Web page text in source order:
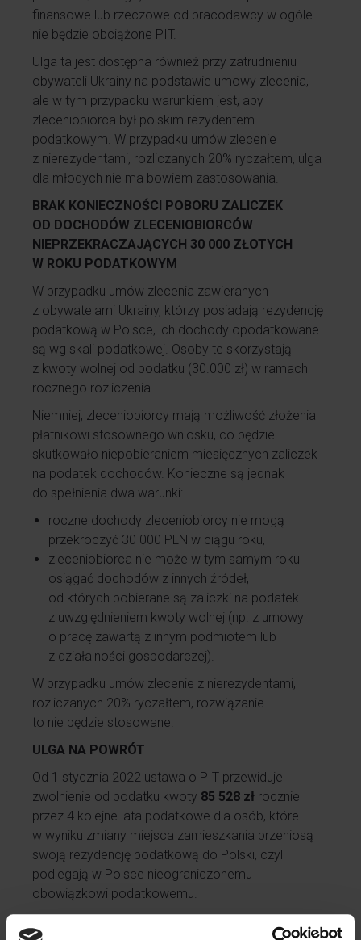
finansowe lub rzeczowe od pracodawcy w ogóle
nie będzie obciążone PIT.
Ulga ta jest dostępna również przy zatrudnieniu
obywateli Ukrainy na podstawie umowy zlecenia,
ale w tym przypadku warunkiem jest, aby
zleceniobiorca był polskim rezydentem
podatkowym. W przypadku umów zlecenie
z nierezydentami, rozliczanych 20% ryczałtem, ulga
dla młodych nie ma bowiem zastosowania.
BRAK KONIECZNOŚCI POBORU ZALICZEK
OD DOCHODÓW ZLECENIOBIORCÓW
NIEPRZEKRACZAJĄCYCH 30 000 ZŁOTYCH
W ROKU PODATKOWYM
W przypadku umów zlecenia zawieranych
z obywatelami Ukrainy, którzy posiadają rezydencję
podatkową w Polsce, ich dochody opodatkowane
są wg skali podatkowej. Osoby te skorzystają
z kwoty wolnej od podatku (30.000 zł) w ramach
rocznego rozliczenia.
Niemniej, zleceniobiorcy mają możliwość złożenia
płatnikowi stosownego wniosku, co będzie
skutkowało niepobieraniem miesięcznych zaliczek
na podatek dochodów. Konieczne są jednak
do spełnienia dwa warunki:
roczne dochody zleceniobiorcy nie mogą
przekroczyć 30 000 PLN w ciągu roku,
zleceniobiorca nie może w tym samym roku
osiągać dochodów z innych źródeł,
od których pobierane są zaliczki na podatek
z uwzględnieniem kwoty wolnej (np. z umowy
o pracę zawartą z innym podmiotem lub
z działalności gospodarczej).
W przypadku umów zlecenie z nierezydentami,
rozliczanych 20% ryczałtem, rozwiązanie
to nie będzie stosowane.
ULGA NA POWRÓT
Od 1 stycznia 2022 ustawa o PIT przewiduje
zwolnienie od podatku kwoty 85 528 zł rocznie
przez 4 kolejne lata podatkowe dla osób, które
w wyniku zmiany miejsca zamieszkania przeniosą
swoją rezydencję podatkową do Polski, czyli
podlegają w Polsce nieograniczonemu
obowiązkowi podatkowemu.